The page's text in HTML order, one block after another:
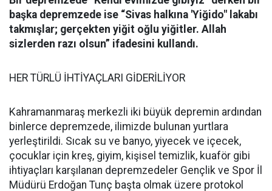
başka depremzede ise “Sivas halkına 'Yiğido" lakabı
takmışlar; gerçekten yiğit oğlu yiğitler. Allah
sizlerden razı olsun” ifadesini kullandı.
HER TÜRLÜ İHTİYAÇLARI GİDERİLİYOR
Kahramanmaraş merkezli iki büyük depremin ardından
binlerce depremzede, ilimizde bulunan yurtlara
yerleştirildi. Sıcak su ve banyo, yiyecek ve içecek,
çocuklar için kreş, giyim, kişisel temizlik, kuaför gibi
ihtiyaçları karşılanan depremzedeler Gençlik ve Spor İl
Müdürü Erdoğan Tunç başta olmak üzere protokol